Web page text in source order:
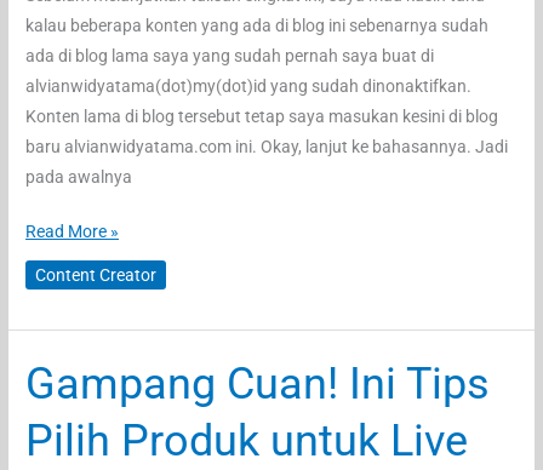
kalau beberapa konten yang ada di blog ini sebenarnya sudah
ada di blog lama saya yang sudah pernah saya buat di
alvianwidyatama(dot)my(dot)id yang sudah dinonaktifkan.
Konten lama di blog tersebut tetap saya masukan kesini di blog
baru alvianwidyatama.com ini. Okay, lanjut ke bahasannya. Jadi
pada awalnya
Ujung-
ujungnya
Bikin
Read More »
Content Creator
Gampang Cuan! Ini Tips
Pilih Produk untuk Live